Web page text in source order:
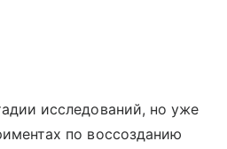
исследований, но уже
по воссозданию